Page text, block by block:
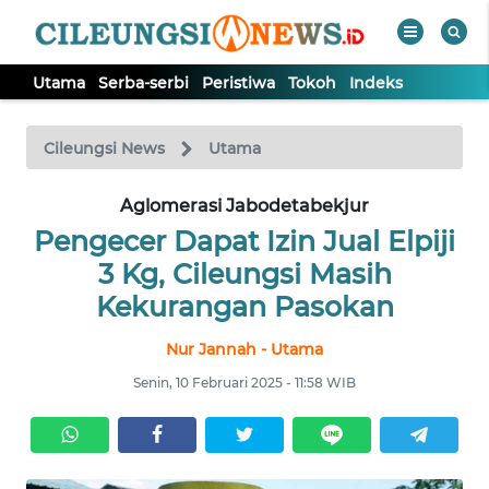
Utama Serba-serbi Peristiwa Tokoh Indeks
Cileungsi News Utama
Aglomerasi Jabodetabekjur
Pengecer Dapat Izin Jual Elpiji
3 Kg, Cileungsi Masih
Kekurangan Pasokan
Nur Jannah - Utama
Senin, 10 Februari 2025 - 11:58 WIB
TV
Tutup
TOKOH
Informasi